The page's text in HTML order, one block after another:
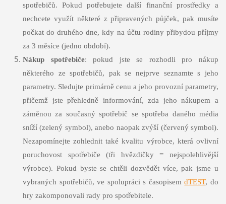
spotřebičů. Pokud potřebujete další finanční prostředky a
nechcete využít některé z připravených půjček, pak musíte
počkat do druhého dne, kdy na účtu rodiny přibydou příjmy
za 3 měsíce (jedno období).
Nákup spotřebiče: pokud jste se rozhodli pro nákup
některého ze spotřebičů, pak se nejprve seznamte s jeho
parametry. Sledujte primárně cenu a jeho provozní parametry,
přičemž jste přehledně informování, zda jeho nákupem a
záměnou za současný spotřebič se spotřeba daného média
sníží (zelený symbol), anebo naopak zvýší (červený symbol).
Nezapomínejte zohlednit také kvalitu výrobce, která ovlivní
poruchovost spotřebiče (tři hvězdičky = nejspolehlivější
výrobce). Pokud byste se chtěli dozvědět více, pak jsme u
vybraných spotřebičů, ve spolupráci s časopisemdTEST, do
hry zakomponovali rady pro spotřebitele.